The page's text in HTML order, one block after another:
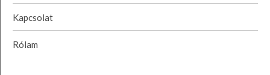
Kapcsolat
Rólam